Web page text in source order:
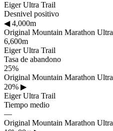
Eiger Ultra Trail
Desnivel positivo
◀4,000m
Original Mountain Marathon Ultra
6,600m
Eiger Ultra Trail
Tasa de abandono
25%
Original Mountain Marathon Ultra
20% ▶
Eiger Ultra Trail
Tiempo medio
—
Original Mountain Marathon Ultra